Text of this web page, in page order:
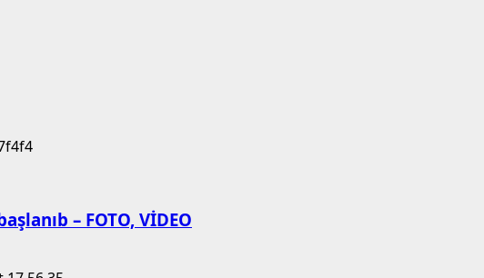
– FOTO, VİDEO